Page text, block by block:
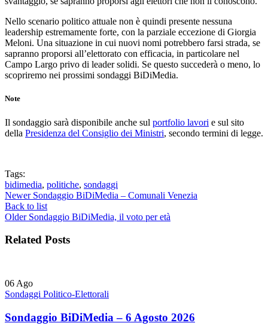
Nello scenario politico attuale non è quindi presente nessuna
leadership estremamente forte, con la parziale eccezione di Giorgia
Meloni. Una situazione in cui nuovi nomi potrebbero farsi strada, se
sapranno proporsi all’elettorato con efficacia, in particolare nel
Campo Largo privo di leader solidi. Se questo succederà o meno, lo
scopriremo nei prossimi sondaggi BiDiMedia.
Note
Il sondaggio sarà disponibile anche sul portfolio lavori e sul sito
della Presidenza del Consiglio dei Ministri, secondo termini di legge.
Tags:
bidimedia, politiche, sondaggi
Newer Sondaggio BiDiMedia – Comunali Venezia
Back to list
Older Sondaggio BiDiMedia, il voto per età
Related Posts
06 Ago
Sondaggi Politico-Elettorali
Sondaggio BiDiMedia – 6 Agosto 2026